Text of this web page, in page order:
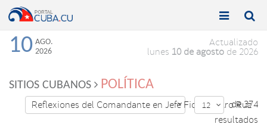
Toggle

Toggle

10 AGO.
2026
Actualizado
lunes 10 de agosto de 2026
SITIOS CUBANOS POLÍTICA
Reflexiones del Comandante en Jefe Fidel Castro Ruz
 12 
de 374
resultados